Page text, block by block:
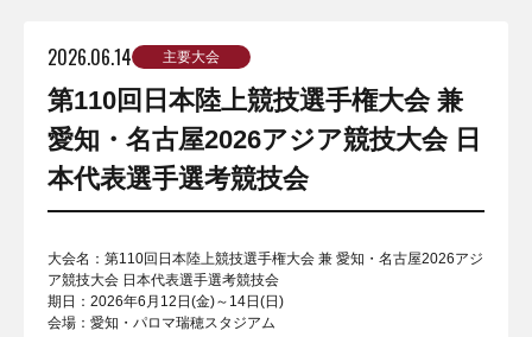
2026.06.14 主要大会
第110回日本陸上競技選手権大会 兼
愛知・名古屋2026アジア競技大会 日
本代表選手選考競技会
大会名：第110回日本陸上競技選手権大会 兼 愛知・名古屋2026アジ
ア競技大会 日本代表選手選考競技会
期日：2026年6月12日(金)～14日(日)
会場：愛知・パロマ瑞穂スタジアム